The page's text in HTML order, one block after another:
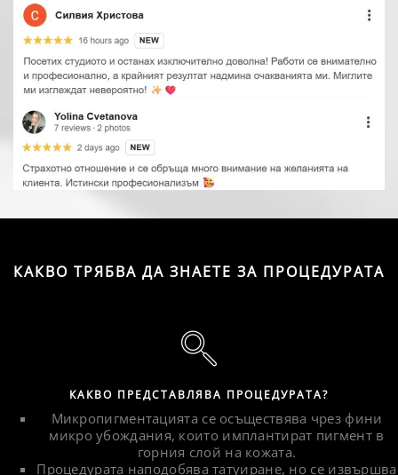
КАКВО ТРЯБВА ДА ЗНАЕТЕ ЗА ПРОЦЕДУРАТА
КАКВО ПРЕДСТАВЛЯВА ПРОЦЕДУРАТА?
Микропигментацията се осъществява чрез фини
микро убождания, които имплантират пигмент в
горния слой на кожата.
Процедурата наподобява татуиране, но се извършва